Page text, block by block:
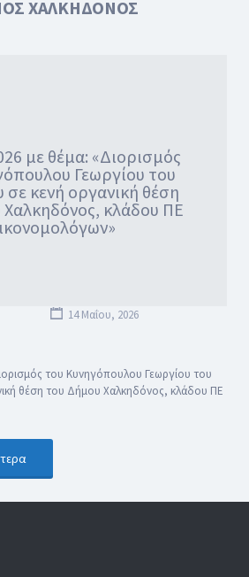
ΧΑΛΚΗΔΟΝΟΣ
με θέμα: «Διορισμός
Γεωργίου του
σε κενή οργανική θέση
κλάδου ΠΕ
14 Μαΐου, 2026
του Κυνηγόπουλου Γεωργίου του
θέση του Δήμου Χαλκηδόνος, κλάδου ΠΕ